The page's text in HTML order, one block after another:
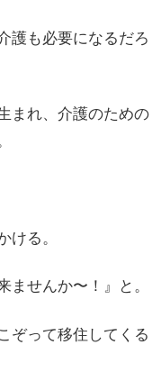
護も必要になるだろ
まれ、介護のための
ける。
ませんか〜！』と。
ぞって移住してくる